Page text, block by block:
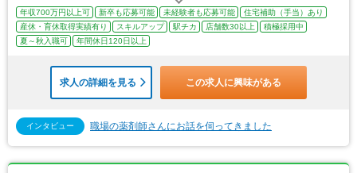
年収700万円以上可 新卒も応募可能 未経験者も応募可能
住宅補助（手当）あり
産休・育休取得実績有り
スキルアップ 駅チカ 店舗数30以上
積極採用中
夏～秋入職可
年間休日120日以上
求人の詳細を見る この求人に興味がある
インタビュー 職場の薬剤師さんにお話を伺ってきました